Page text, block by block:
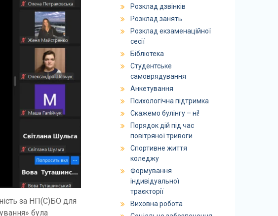
за НП(С)БО для
була
Розклад дзвінків
Розклад занять
Розклад екзаменаційної
сесії
Бібліотека
Студентське
самоврядування
Анкетування
Психологічна підтримка
Скажемо булінгу – ні!
Порядок дій під час
повітряної тривоги
Спортивне життя
коледжу
Формування
індивідуальної
траєкторії
Виховна робота